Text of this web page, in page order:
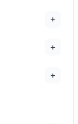
+
+
+